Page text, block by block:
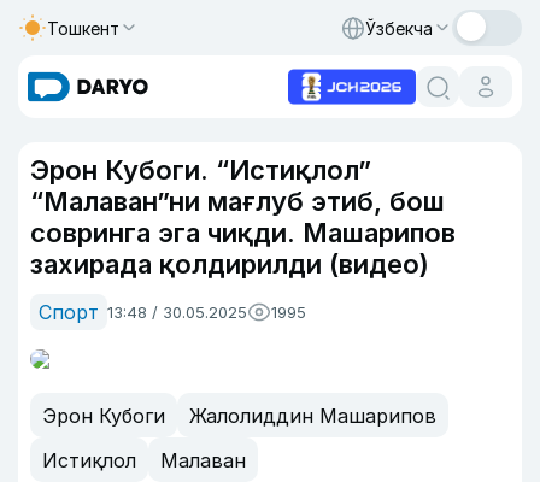
Тошкент Ўзбекча
Эрон Кубоги. “Истиқлол”
“Малаван”ни мағлуб этиб, бош
совринга эга чиқди. Машарипов
захирада қолдирилди (видео)
Спорт 13:48 / 30.05.2025 1995
Эрон Кубоги
Жалолиддин Машарипов
Истиқлол
Малаван